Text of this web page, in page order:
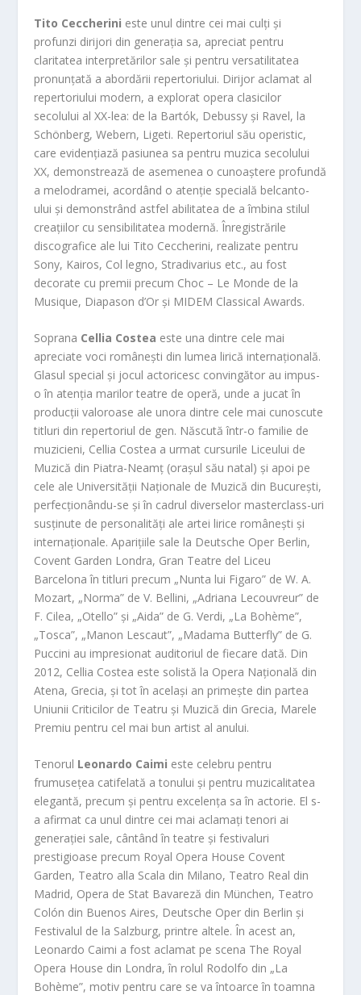
Tito Ceccherini este unul dintre cei mai culți și
profunzi dirijori din generația sa, apreciat pentru
claritatea interpretărilor sale și pentru versatilitatea
pronunțată a abordării repertoriului. Dirijor aclamat al
repertoriului modern, a explorat opera clasicilor
secolului al XX-lea: de la Bartók, Debussy și Ravel, la
Schönberg, Webern, Ligeti. Repertoriul său operistic,
care evidențiază pasiunea sa pentru muzica secolului
XX, demonstrează de asemenea o cunoaștere profundă
a melodramei, acordând o atenție specială belcanto-
ului și demonstrând astfel abilitatea de a îmbina stilul
creațiilor cu sensibilitatea modernă. Înregistrările
discografice ale lui Tito Ceccherini, realizate pentru
Sony, Kairos, Col legno, Stradivarius etc., au fost
decorate cu premii precum Choc – Le Monde de la
Musique, Diapason d’Or și MIDEM Classical Awards.
Soprana Cellia Costea este una dintre cele mai
apreciate voci românești din lumea lirică internațională.
Glasul special și jocul actoricesc convingător au impus-
o în atenția marilor teatre de operă, unde a jucat în
producții valoroase ale unora dintre cele mai cunoscute
titluri din repertoriul de gen. Născută într-o familie de
muzicieni, Cellia Costea a urmat cursurile Liceului de
Muzică din Piatra-Neamț (orașul său natal) și apoi pe
cele ale Universității Naționale de Muzică din București,
perfecționându-se și în cadrul diverselor masterclass-uri
susținute de personalități ale artei lirice românești și
internaționale. Aparițiile sale la Deutsche Oper Berlin,
Covent Garden Londra, Gran Teatre del Liceu
Barcelona în titluri precum „Nunta lui Figaro” de W. A.
Mozart, „Norma” de V. Bellini, „Adriana Lecouvreur” de
F. Cilea, „Otello” și „Aida” de G. Verdi, „La Bohème”,
„Tosca”, „Manon Lescaut”, „Madama Butterfly” de G.
Puccini au impresionat auditoriul de fiecare dată. Din
2012, Cellia Costea este solistă la Opera Națională din
Atena, Grecia, și tot în același an primește din partea
Uniunii Criticilor de Teatru și Muzică din Grecia, Marele
Premiu pentru cel mai bun artist al anului.
Tenorul Leonardo Caimi este celebru pentru
frumusețea catifelată a tonului și pentru muzicalitatea
elegantă, precum și pentru excelența sa în actorie. El s-
a afirmat ca unul dintre cei mai aclamați tenori ai
generației sale, cântând în teatre și festivaluri
prestigioase precum Royal Opera House Covent
Garden, Teatro alla Scala din Milano, Teatro Real din
Madrid, Opera de Stat Bavareză din München, Teatro
Colón din Buenos Aires, Deutsche Oper din Berlin și
Festivalul de la Salzburg, printre altele. În acest an,
Leonardo Caimi a fost aclamat pe scena The Royal
Opera House din Londra, în rolul Rodolfo din „La
Bohème”, motiv pentru care se va întoarce în toamna